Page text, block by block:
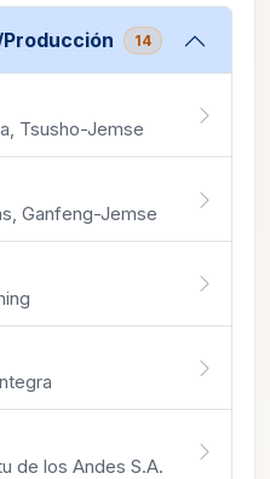
14
Tsusho-Jemse
Ganfeng-Jemse
de los Andes S.A.